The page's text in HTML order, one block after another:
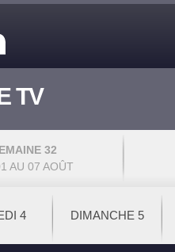
TV
32
AU 07 AOÛT
4 DIMANCHE 5